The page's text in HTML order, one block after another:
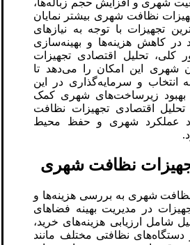
شهری و افزایش حجم زباله‌ها،
نظافت شهری بیشتر نمایان
تجهیزات با توجه به نیازهای
کاهش هزینه‌ها و بهینه‌سازی
کلی، تحلیل اقتصادی تجهیزات
شهری این امکان را می‌دهد تا
انتخاب و سرمایه‌گذاری در این
بهبود زیرساخت‌های شهری کمک
تحلیل اقتصادی تجهیزات نظافت
عملکرد شهری و حفظ محیط
نظافت شهری
شهری به بررسی هزینه‌ها و
در مدیریت بهینه فضاهای
شامل ارزیابی هزینه‌های خرید،
دستگاه‌های نظافتی مختلف مانند